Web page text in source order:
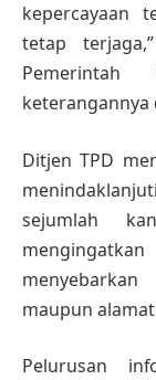
kepercayaan
tetap
keterangannya
Ditjen TPD
sejumlah
maupun
Pelurusan